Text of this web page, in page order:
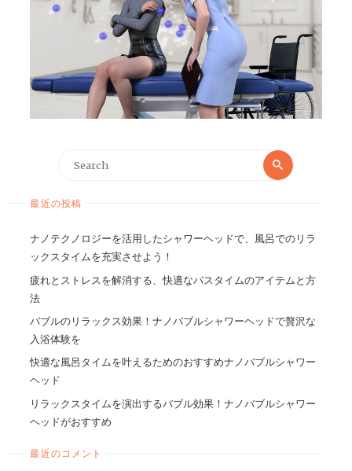
最近の投稿
ナノテクノロジーを活用したシャワーヘッドで、風呂でのリラ
ックスタイムを充実させよう！
疲れとストレスを解消する、快適なバスタイムのアイテムと方
法
バブルのリラックス効果！ナノバブルシャワーヘッドで贅沢な
入浴体験を
快適な風呂タイムを叶えるためのおすすめナノバブルシャワー
ヘッド
リラックスタイムを演出するバブル効果！ナノバブルシャワー
ヘッドがおすすめ
最近のコメント